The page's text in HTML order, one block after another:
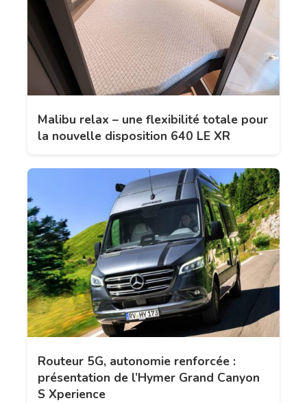
Malibu relax – une flexibilité totale pour
la nouvelle disposition 640 LE XR
Routeur 5G, autonomie renforcée :
présentation de l’Hymer Grand Canyon
S Xperience